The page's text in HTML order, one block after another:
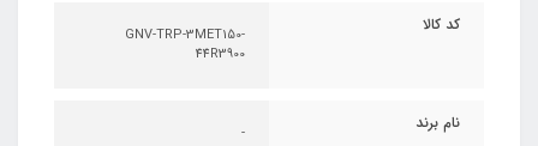
کد کالا
GNV-TRP-3MET150-
44R3900
نام برند -